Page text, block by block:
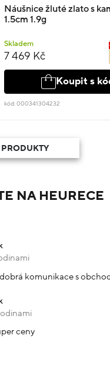
Náušnice žluté zlato s
1.5cm 1.9g
Skladem
7 469 Kč
Koupit s
kód: 000341304232
NA HEURECE
komunikace s
ceny